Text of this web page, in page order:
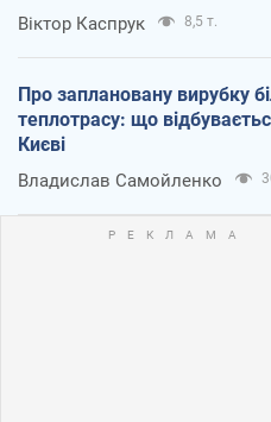
Віктор Каспрук 8,5 т.
Про заплановану вирубку
теплотрасу: що
Києві
Владислав Самойленко